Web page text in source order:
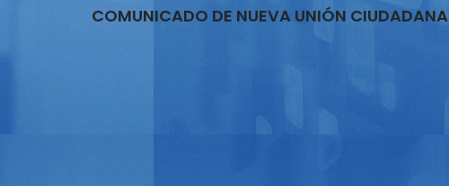
COMUNICADO DE NUEVA UNIÓN CIUDADANA